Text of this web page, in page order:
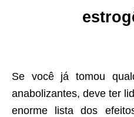
Se você já tomou
anabolizantes, deve ter
enorme lista dos